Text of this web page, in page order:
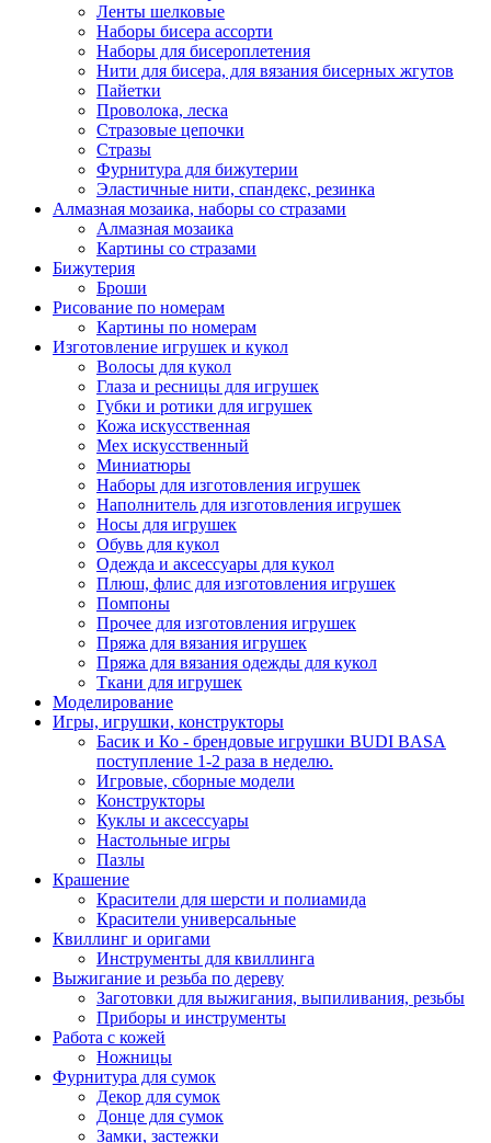
Ленты шелковые
Наборы бисера ассорти
Наборы для бисероплетения
Нити для бисера, для вязания бисерных жгутов
Пайетки
Проволока, леска
Стразовые цепочки
Стразы
Фурнитура для бижутерии
Эластичные нити, спандекс, резинка
Алмазная мозаика, наборы со стразами
Алмазная мозаика
Картины co стразами
Бижутерия
Броши
Рисование по номерам
Картины по номерам
Изготовление игрушек и кукол
Волосы для кукол
Глаза и ресницы для игрушек
Губки и ротики для игрушек
Кожа искусственная
Мех искусственный
Миниатюры
Наборы для изготовления игрушек
Наполнитель для изготовления игрушек
Носы для игрушек
Обувь для кукол
Одежда и аксессуары для кукол
Плюш, флис для изготовления игрушек
Помпоны
Прочее для изготовления игрушек
Пряжа для вязания игрушек
Пряжа для вязания одежды для кукол
Ткани для игрушек
Моделирование
Игры, игрушки, конструкторы
Басик и Ко - брендовые игрушки BUDI BASA
поступление 1-2 раза в неделю.
Игровые, сборные модели
Конструкторы
Куклы и аксессуары
Настольные игры
Пазлы
Крашение
Красители для шерсти и полиамида
Красители универсальные
Квиллинг и оригами
Инструменты для квиллинга
Выжигание и резьба по дереву
Заготовки для выжигания, выпиливания, резьбы
Приборы и инструменты
Работа с кожей
Ножницы
Фурнитура для сумок
Декор для сумок
Донце для сумок
Замки, застежки